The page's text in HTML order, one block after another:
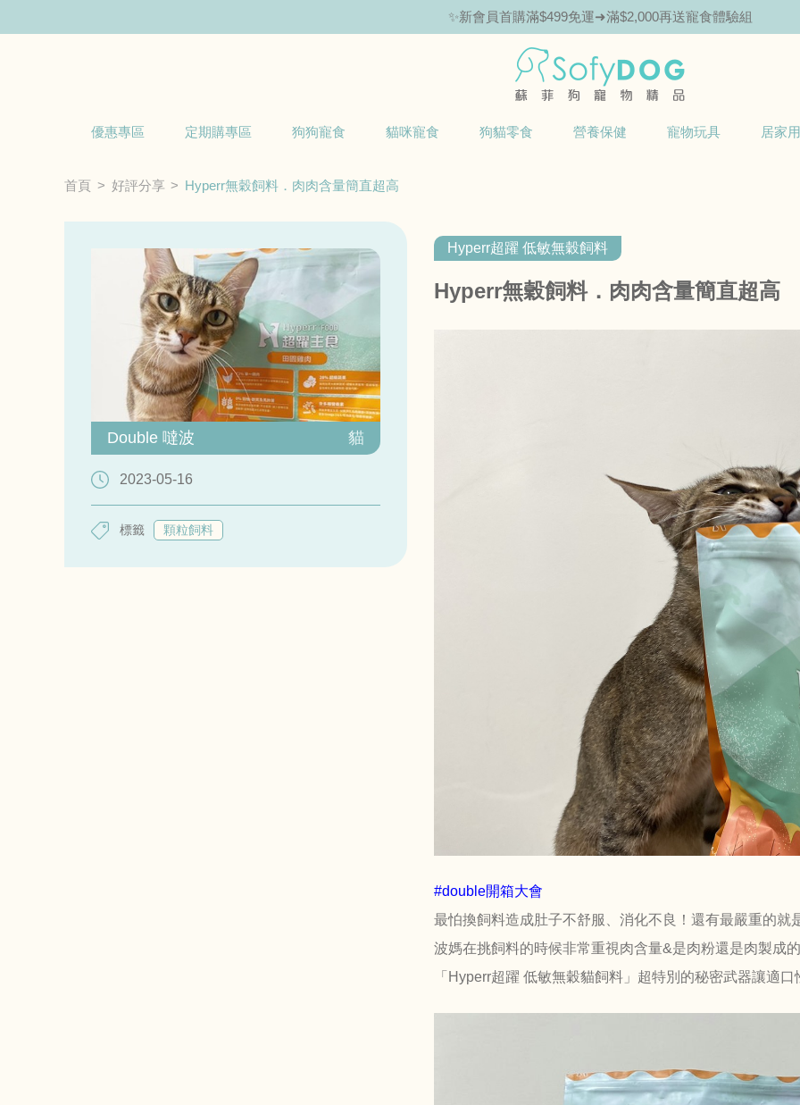
✨新會員首購滿$499免運➜滿$2,000再送寵食體驗組
🎁Hello新朋友！完成註冊送指定商品85折抵用券
優惠專區 定期購專區 狗狗寵食 貓咪寵食 狗貓零食 營養保健 寵物玩具 居家
首頁 好評分享 Hyperr無穀飼料．肉肉含量簡直超高
Double 噠波 貓
2023-05-16
標籤 顆粒飼料
Hyperr超躍 低敏無穀飼料
Hyperr無穀飼料．肉肉含量簡直超高
#double開箱大會
最怕換飼料造成肚子不舒服、消化不良！還有最嚴重的
波媽在挑飼料的時候非常重視肉含量&是肉粉還是肉製成的
「Hyperr超躍 低敏無穀貓飼料」超特別的秘密武器讓適口